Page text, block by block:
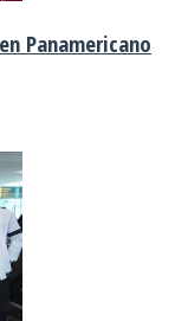
Panamericano